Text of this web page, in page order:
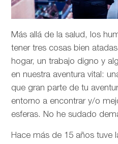
Más allá de la salud, los
tener tres cosas bien
hogar, un trabajo digno y
en nuestra aventura vital:
que gran parte de tu
entorno a encontrar y/o
esferas. No he sudado
Hace más de 15 años tuve